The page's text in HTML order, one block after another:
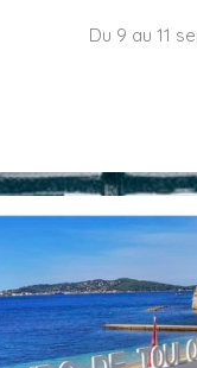
Du 9 au 11